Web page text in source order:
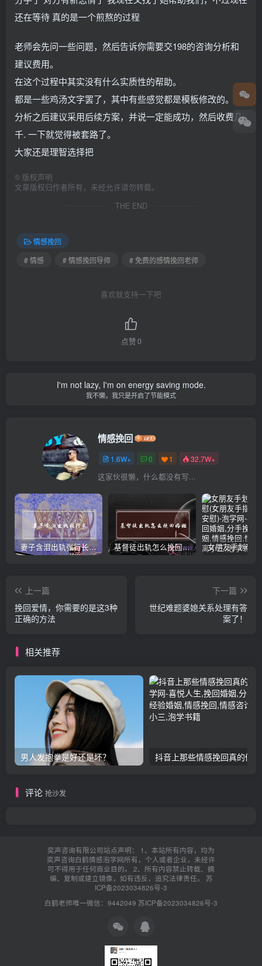
还在等待 真的是一个煎熬的过程
老师会先问一些问题，然后告诉你需要交198的咨询分析和
建议费用。
在这个过程中其实没有什么实质性的帮助。
都是一些鸡汤文字罢了，其中有些感觉都是模板修改的。
分析之后建议采用后续方案，并说一定能成功，然后收费几
千. 一下就觉得被套路了。
大家还是理智选择把
© 版权声明
文章版权归作者所有，未经允许请勿转载。
THE END
情感挽回
# 情感
# 情感挽回导师 # 免费的感情挽回老师
喜欢就支持一下吧
点赞0
I'm not lazy, I'm on energy saving mode.
我不懒，我只是开启了节能模式
情感挽回
1.6W+ 0 1 32.7W+
这家伙很懒，什么都没有写...
妻子含泪出轨张行长 她说全都是因为家中 基督徒出轨怎么挽回婚姻(基督徒面对出轨婚姻)
上一篇
挽回爱情，你需要的是这3种
正确的方法
下一篇
世纪难题婆媳关系处理有答
案了！
相关推荐
男人发抱拳是好还是坏？ 抖音上那些情感挽回真的假的
评论 抢沙发
奕声咨询有限公司站点声明： 1、本站所有内容，均为
奕声咨询白鹤情感泡学网所有，个人或者企业，未经许
可不得用于任何商业目的。 2、所有内容禁止转载、摘
编、复制或建立镜像，如有违反，追究法律责任。 苏
ICP备2023034826号-3
白鹤老师唯一微信：9442049 苏ICP备2023034826号-3